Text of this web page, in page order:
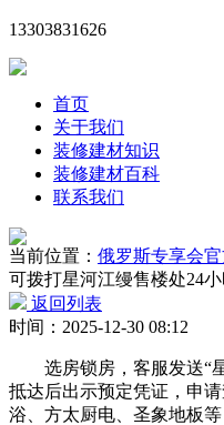
13303831626
首页
关于我们
装修建材知识
装修建材百科
联系我们
当前位置： 俄罗斯专享会
可拨打星河江缦售楼处24
返回列表
时间：2025-12-30 08:12
选房锁房，客服发送“星
抵达后出示预定凭证，申
浴、方太厨电、圣象地板